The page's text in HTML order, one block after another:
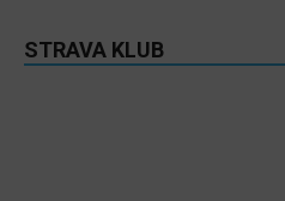
STRAVA KLUB